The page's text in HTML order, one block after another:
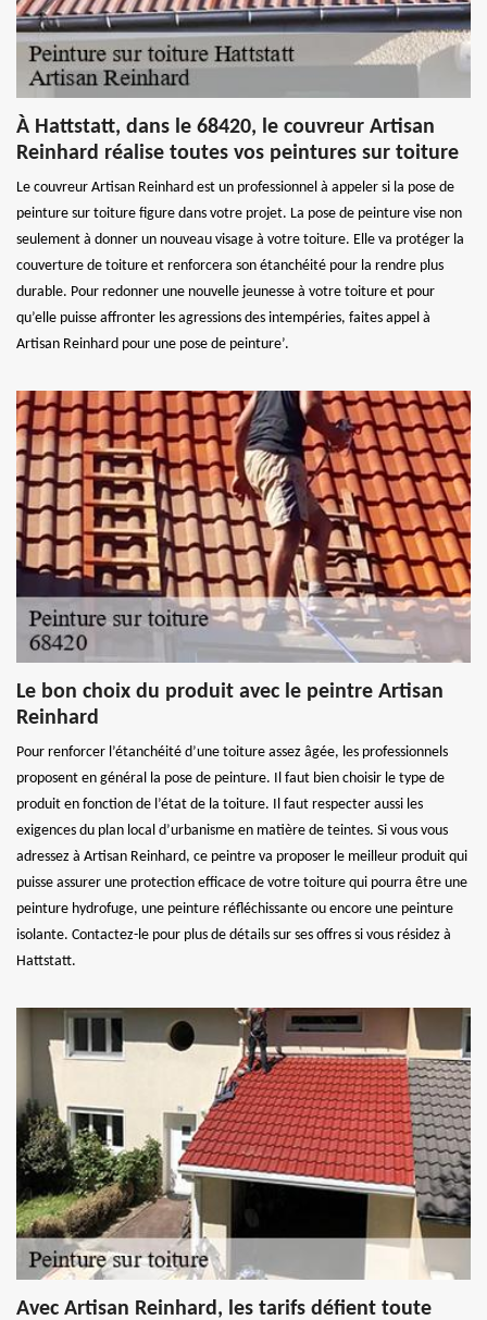
À Hattstatt, dans le 68420, le couvreur Artisan
Reinhard réalise toutes vos peintures sur toiture
Le couvreur Artisan Reinhard est un professionnel à appeler si la pose de
peinture sur toiture figure dans votre projet. La pose de peinture vise non
seulement à donner un nouveau visage à votre toiture. Elle va protéger la
couverture de toiture et renforcera son étanchéité pour la rendre plus
durable. Pour redonner une nouvelle jeunesse à votre toiture et pour
qu’elle puisse affronter les agressions des intempéries, faites appel à
Artisan Reinhard pour une pose de peinture’.
Le bon choix du produit avec le peintre Artisan
Reinhard
Pour renforcer l’étanchéité d’une toiture assez âgée, les professionnels
proposent en général la pose de peinture. Il faut bien choisir le type de
produit en fonction de l’état de la toiture. Il faut respecter aussi les
exigences du plan local d’urbanisme en matière de teintes. Si vous vous
adressez à Artisan Reinhard, ce peintre va proposer le meilleur produit qui
puisse assurer une protection efficace de votre toiture qui pourra être une
peinture hydrofuge, une peinture réfléchissante ou encore une peinture
isolante. Contactez-le pour plus de détails sur ses offres si vous résidez à
Hattstatt.
Avec Artisan Reinhard, les tarifs défient toute